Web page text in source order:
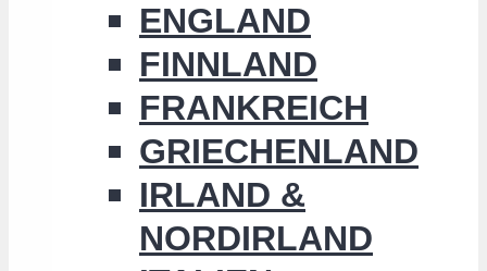
ENGLAND
FINNLAND
FRANKREICH
GRIECHENLAND
IRLAND &
NORDIRLAND